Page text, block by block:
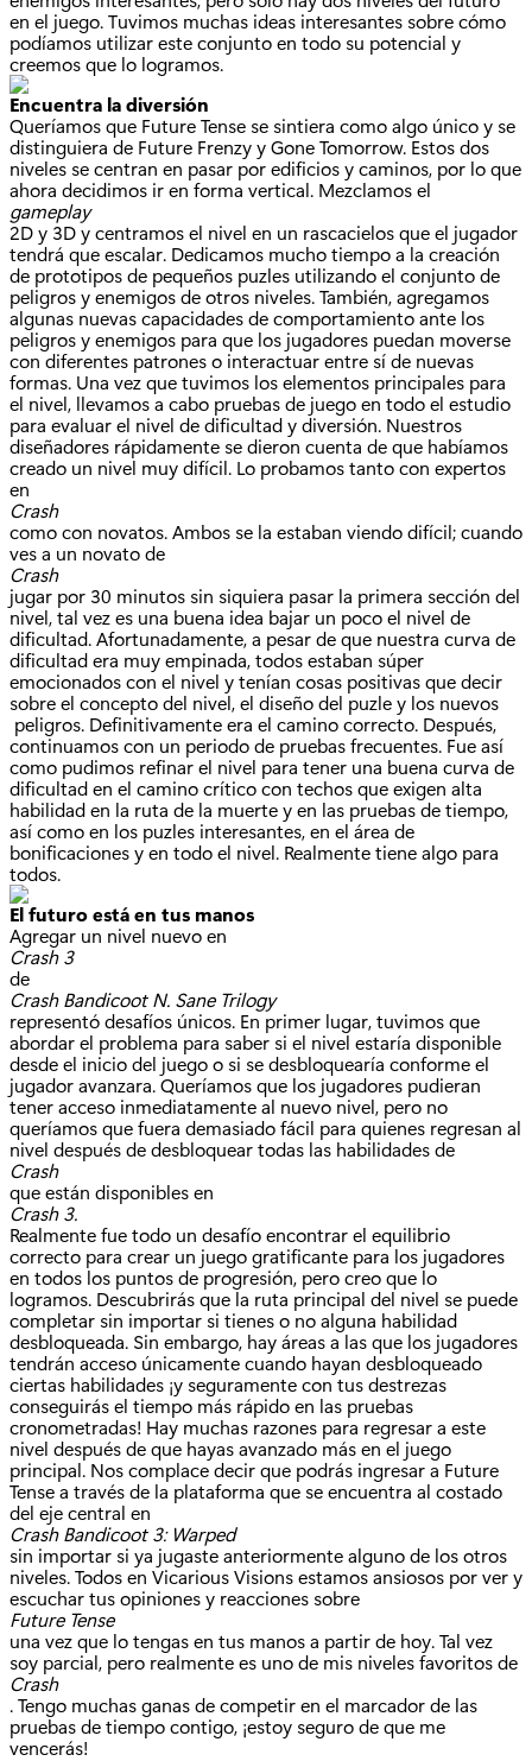
en el juego. Tuvimos muchas ideas interesantes sobre cómo
podíamos utilizar este conjunto en todo su potencial y
creemos que lo logramos.
Encuentra la diversión
Queríamos que Future Tense se sintiera como algo único y se
distinguiera de Future Frenzy y Gone Tomorrow. Estos dos
niveles se centran en pasar por edificios y caminos, por lo que
ahora decidimos ir en forma vertical. Mezclamos el
gameplay
2D y 3D y centramos el nivel en un rascacielos que el jugador
tendrá que escalar. Dedicamos mucho tiempo a la creación
de prototipos de pequeños puzles utilizando el conjunto de
peligros y enemigos de otros niveles. También, agregamos
algunas nuevas capacidades de comportamiento ante los
peligros y enemigos para que los jugadores puedan moverse
con diferentes patrones o interactuar entre sí de nuevas
formas. Una vez que tuvimos los elementos principales para
el nivel, llevamos a cabo pruebas de juego en todo el estudio
para evaluar el nivel de dificultad y diversión. Nuestros
diseñadores rápidamente se dieron cuenta de que habíamos
creado un nivel muy difícil. Lo probamos tanto con expertos
en
Crash
como con novatos. Ambos se la estaban viendo difícil; cuando
ves a un novato de
Crash
jugar por 30 minutos sin siquiera pasar la primera sección del
nivel, tal vez es una buena idea bajar un poco el nivel de
dificultad. Afortunadamente, a pesar de que nuestra curva de
dificultad era muy empinada, todos estaban súper
emocionados con el nivel y tenían cosas positivas que decir
sobre el concepto del nivel, el diseño del puzle y los nuevos
peligros. Definitivamente era el camino correcto. Después,
continuamos con un periodo de pruebas frecuentes. Fue así
como pudimos refinar el nivel para tener una buena curva de
dificultad en el camino crítico con techos que exigen alta
habilidad en la ruta de la muerte y en las pruebas de tiempo,
así como en los puzles interesantes, en el área de
bonificaciones y en todo el nivel. Realmente tiene algo para
todos.
El futuro está en tus manos
Agregar un nivel nuevo en
Crash 3
de
Crash Bandicoot N. Sane Trilogy
representó desafíos únicos. En primer lugar, tuvimos que
abordar el problema para saber si el nivel estaría disponible
desde el inicio del juego o si se desbloquearía conforme el
jugador avanzara. Queríamos que los jugadores pudieran
tener acceso inmediatamente al nuevo nivel, pero no
queríamos que fuera demasiado fácil para quienes regresan al
nivel después de desbloquear todas las habilidades de
Crash
que están disponibles en
Crash 3.
Realmente fue todo un desafío encontrar el equilibrio
correcto para crear un juego gratificante para los jugadores
en todos los puntos de progresión, pero creo que lo
logramos. Descubrirás que la ruta principal del nivel se puede
completar sin importar si tienes o no alguna habilidad
desbloqueada. Sin embargo, hay áreas a las que los jugadores
tendrán acceso únicamente cuando hayan desbloqueado
ciertas habilidades ¡y seguramente con tus destrezas
conseguirás el tiempo más rápido en las pruebas
cronometradas! Hay muchas razones para regresar a este
nivel después de que hayas avanzado más en el juego
principal. Nos complace decir que podrás ingresar a Future
Tense a través de la plataforma que se encuentra al costado
del eje central en
Crash Bandicoot 3: Warped
sin importar si ya jugaste anteriormente alguno de los otros
niveles. Todos en Vicarious Visions estamos ansiosos por ver y
escuchar tus opiniones y reacciones sobre
Future Tense
una vez que lo tengas en tus manos a partir de hoy. Tal vez
soy parcial, pero realmente es uno de mis niveles favoritos de
Crash
. Tengo muchas ganas de competir en el marcador de las
pruebas de tiempo contigo, ¡estoy seguro de que me
vencerás!